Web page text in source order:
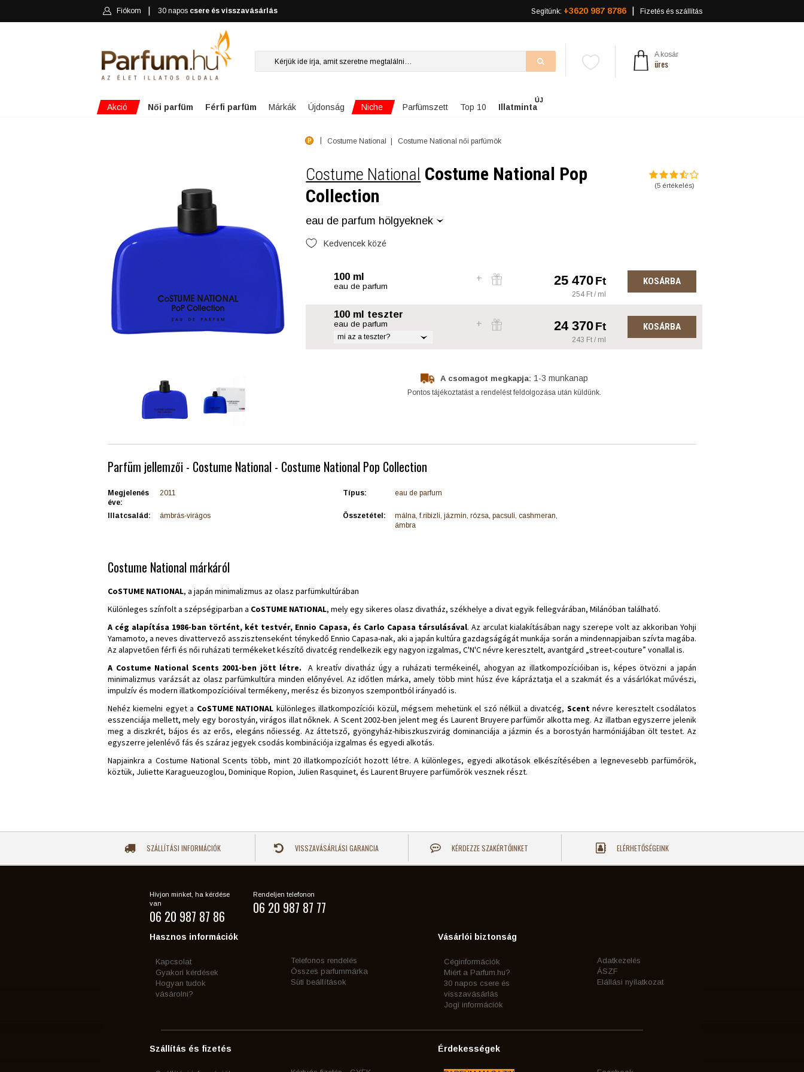
Fiókom 30 napos csere és visszavásárlás Segítünk: +3620 987 8786 Fizetés és szállítás
A kosár
üres
Akció Női parfüm Férfi parfüm Márkák Újdonság Niche Parfümszett Top 10 Illatminta
ÚJ
Costume National Costume National női parfümök
Costume National Costume National Pop
Collection
eau de parfum hölgyeknek
Kedvencek közé
(5értékelés)
100 ml
eau de parfum 25 470Ft
254 Ft / ml
KOSÁRBA
100 ml teszter
eau de parfum
mi az a teszter?
24 370Ft
243 Ft / ml
KOSÁRBA
A csomagot megkapja: 1-3 munkanap
Pontos tájékoztatást a rendelést feldolgozása után küldünk.
Parfüm jellemzői - Costume National - Costume National Pop Collection
Megjelenés
éve:
2011 Típus: eau de parfum
Illatcsalád: ámbrás-virágos Összetétel:
málna, f.ribizli, jázmin, rózsa, pacsuli, cashmeran,
ámbra
Costume National márkáról
CoSTUME NATIONAL, a japán minimalizmus az olasz parfümkultúrában
Különleges színfolt a szépségiparban a CoSTUME NATIONAL, mely egy sikeres olasz divatház, székhelye a divat egyik fellegvárában, Milánóban található.
A cég alapítása 1986-ban történt, két testvér, Ennio Capasa, és Carlo Capasa társulásával. Az arculat kialakításában nagy szerepe volt az akkoriban Yohji
Yamamoto, a neves divattervező asszisztenseként ténykedő Ennio Capasa-nak, aki a japán kultúra gazdagságágát munkája során a mindennapjaiban szívta magába.
Az alapvetően férfi és női ruházati termékeket készítő divatcég rendelkezik egy nagyon izgalmas, C'N'C névre keresztelt, avantgárd „street-couture” vonallal is.
A Costume National Scents 2001-ben jött létre.
A kreatív divatház úgy a ruházati termékeinél, ahogyan az illatkompozícióiban is, képes ötvözni a japán
minimalizmus varázsát az olasz parfümkultúra minden előnyével. Az időtlen márka, amely több mint húsz éve kápráztatja el a szakmát és a vásárlókat művészi,
impulzív és modern illatkompozícióival termékeny, merész és bizonyos szempontból irányadó is.
Nehéz kiemelni egyet a CoSTUME NATIONAL különleges illatkompozíciói közül, mégsem mehetünk el szó nélkül a divatcég, Scentnévre keresztelt csodálatos
esszenciája mellett, mely egy borostyán, virágos illat nőknek. A Scent 2002-ben jelent meg és Laurent Bruyere parfümőr alkotta meg. Az illatban egyszerre jelenik
meg a diszkrét, bájos és az erős, elegáns nőiesség. Az áttetsző, gyöngyház-hibiszkuszvirág dominanciája a jázmin és a borostyán harmóniájában ölt testet. Az
egyszerre jelenlévő fás és száraz jegyek csodás kombinációja izgalmas és egyedi alkotás.
Napjainkra a Costume National Scents több, mint 20 illatkompozíciót hozott létre. A különleges, egyedi alkotások elkészítésében a legnevesebb parfümőrök,
köztük, Juliette Karagueuzoglou, Dominique Ropion, Julien Rasquinet, és Laurent Bruyere parfümőrök vesznek részt.
SZÁLLÍTÁSI INFORMÁCIÓK VISSZAVÁSÁRLÁSI GARANCIA KÉRDEZZE SZAKÉRTŐINKET ELÉRHETŐSÉGEINK
Hívjon minket, ha kérdése
van
06 20 987 87 86
Rendeljen telefonon
06 20 987 87 77
Hasznos információk
Kapcsolat
Gyakori kérdések
Hogyan tudok
vásárolni?
Telefonos rendelés
Összes parfummárka
Süti beállítások
Vásárlói biztonság
Céginformációk
Miért a Parfum.hu?
30 napos csere és
visszavásárlás
Jogi információk
Adatkezelés
ÁSZF
Elállási nyilatkozat
Szállítás és fizetés Érdekességek